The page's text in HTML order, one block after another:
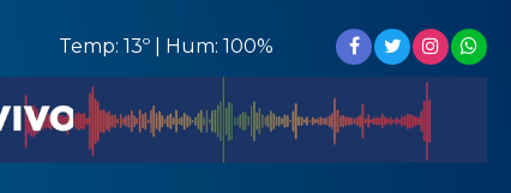
Temp: 13º | Hum: 100%